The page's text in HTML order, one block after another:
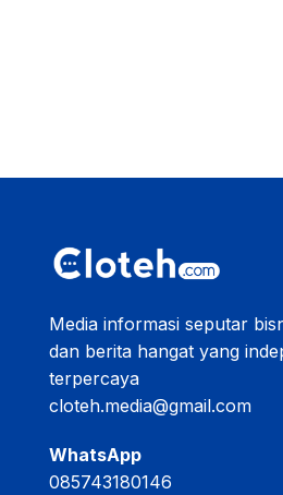
Media informasi seputar
dan berita hangat yang
terpercaya
cloteh.media@gmail.com
WhatsApp
085743180146